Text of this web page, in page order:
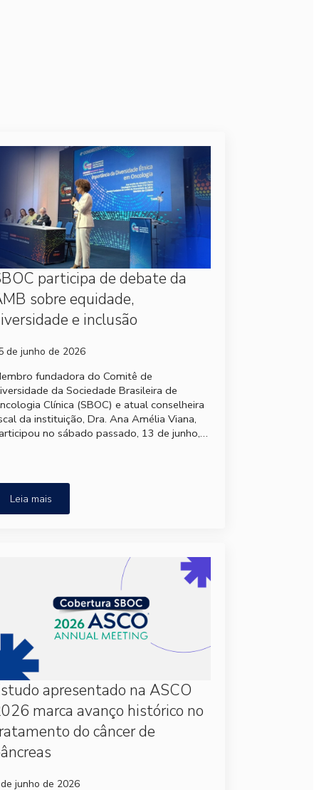
participa de debate da
sobre equidade,
e inclusão
de junho de 2026
fundadora do Comitê de
da Sociedade Brasileira de
Clínica (SBOC) e atual conselheira
da instituição, Dra. Ana Amélia Viana,
no sábado passado, 13 de junho,…
Leia mais
apresentado na ASCO
marca avanço histórico no
do câncer de
junho de 2026